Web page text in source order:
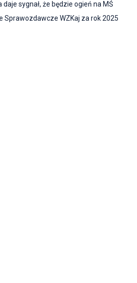
sygnał, że będzie ogień na MŚ
Sprawozdawcze WZKaj za rok 2025